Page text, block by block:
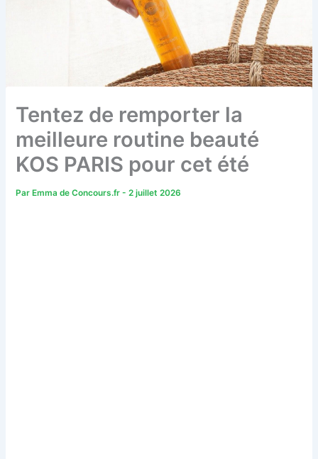
Tentez de remporter la
meilleure routine beauté
KOS PARIS pour cet été
ParEmma de Concours.fr-2 juillet 2026